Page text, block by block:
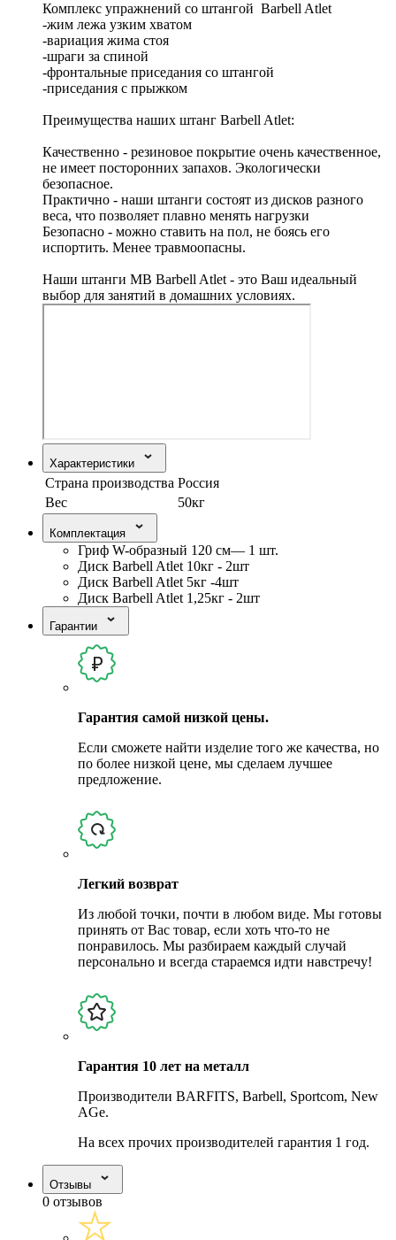
Комплекс упражнений со штангой Barbell Atlet
-жим лежа узким хватом
-вариация жима стоя
-шраги за спиной
-фронтальные приседания со штангой
-приседания с прыжком
Преимущества наших штанг Barbell Atlet:
Качественно - резиновое покрытие очень качественное,
не имеет посторонних запахов. Экологически
безопасное.
Практично - наши штанги состоят из дисков разного
веса, что позволяет плавно менять нагрузки
Безопасно - можно ставить на пол, не боясь его
испортить. Менее травмоопасны.
Наши штанги MB Barbell Atlet - это Ваш идеальный
выбор для занятий в домашних условиях.
Характеристики
Страна производства Россия
Вес
50кг
Комплектация
Гриф W-образный 120 см— 1 шт.
Диск Barbell Atlet 10кг - 2шт
Диск Barbell Atlet 5кг -4шт
Диск Barbell Atlet 1,25кг - 2шт
Гарантии
Гарантия самой низкой цены.
Если сможете найти изделие того же качества, но
по более низкой цене, мы сделаем лучшее
предложение.
Легкий возврат
Из любой точки, почти в любом виде. Мы готовы
принять от Вас товар, если хоть что-то не
понравилось. Мы разбираем каждый случай
персонально и всегда стараемся идти навстречу!
Гарантия 10 лет на металл
Производители BARFITS, Barbell, Sportcom, New
AGe.
На всех прочих производителей гарантия 1 год.
Отзывы
0 отзывов